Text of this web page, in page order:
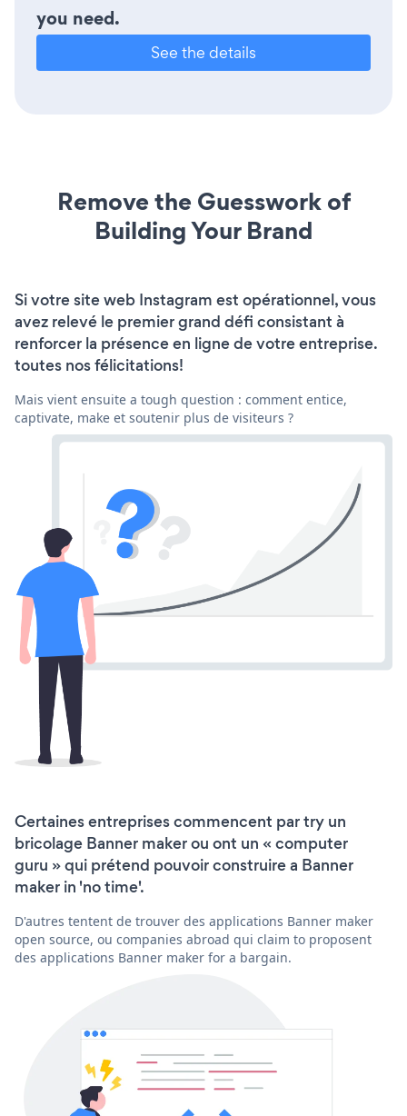
you need.
See the details
Remove the Guesswork of
Building Your Brand
Si votre site web Instagram est opérationnel, vous
avez relevé le premier grand défi consistant à
renforcer la présence en ligne de votre entreprise.
toutes nos félicitations!
Mais vient ensuite a tough question : comment entice,
captivate, make et soutenir plus de visiteurs ?
Certaines entreprises commencent par try un
bricolage Banner maker ou ont un « computer
guru » qui prétend pouvoir construire a Banner
maker in 'no time'.
D'autres tentent de trouver des applications Banner maker
open source, ou companies abroad qui claim to proposent
des applications Banner maker for a bargain.